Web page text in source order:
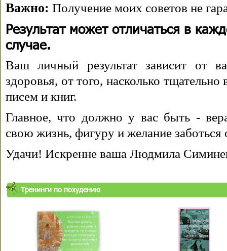
Важно: Получение моих советов не
Результат может отличаться в
случае.
Ваш личный результат зависит от
здоровья, от того, насколько
писем и книг.
Главное, что должно у вас быть -
свою жизнь, фигуру и желание заботься
Удачи! Искренне ваша Людмила
Тренинги по похудению